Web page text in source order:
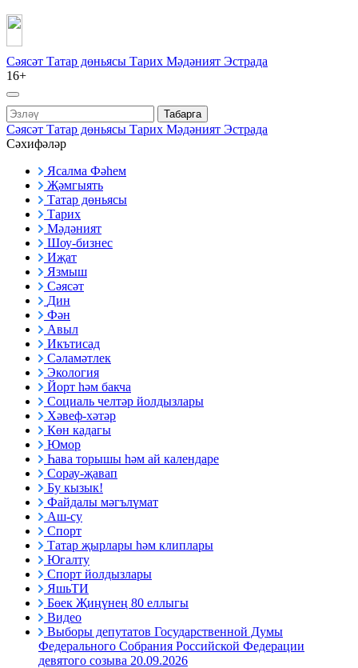
Сәясәт Татар дөньясы Тарих Мәдәният Эстрада
16+
Табарга
Сәясәт Татар дөньясы Тарих Мәдәният Эстрада
Сәхифәләр
Ясалма Фәһем
Җәмгыять
Татар дөньясы
Тарих
Мәдәният
Шоу-бизнес
Иҗат
Язмыш
Сәясәт
Дин
Фән
Авыл
Икътисад
Сәламәтлек
Экология
Йорт һәм бакча
Социаль челтәр йолдызлары
Хәвеф-хәтәр
Көн кадагы
Юмор
Һава торышы һәм ай календаре
Сорау-җавап
Бу кызык!
Файдалы мәгълүмат
Аш-су
Спорт
Татар җырлары һәм клиплары
Югалту
Спорт йолдызлары
ЯшьТИ
Бөек Җиңүнең 80 еллыгы
Видео
Выборы депутатов Государственной Думы
Федерального Собрания Российской Федерации
девятого созыва 20.09.2026